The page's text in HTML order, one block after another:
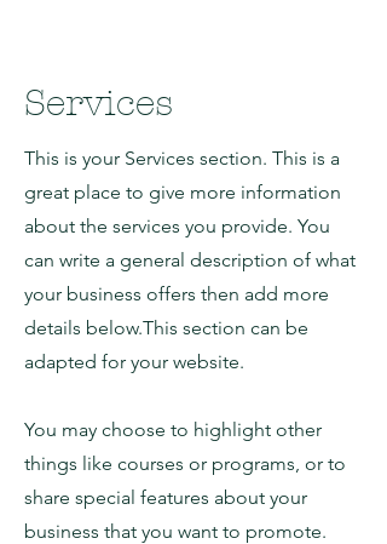
Services
This is your Services section. This is a
great place to give more information
about the services you provide. You
can write a general description of what
your business offers then add more
details below.This section can be
adapted for your website.
You may choose to highlight other
things like courses or programs, or to
share special features about your
business that you want to promote.